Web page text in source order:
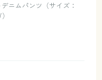
ニムパンツ（サイズ：